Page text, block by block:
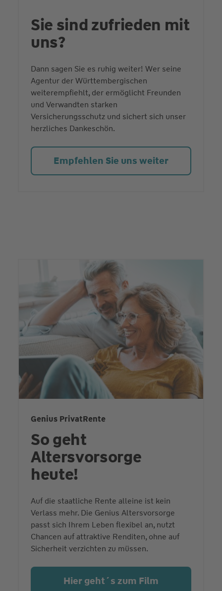
Sie sind zufrieden mit
uns?
Dann sagen Sie es ruhig weiter! Wer seine
Agentur der Württembergischen
weiterempfiehlt, der ermöglicht Freunden
und Verwandten starken
Versicherungsschutz und sichert sich unser
herzliches Dankeschön.
Empfehlen Sie uns weiter
Genius PrivatRente
So geht
Altersvorsorge
heute!
Auf die staatliche Rente alleine ist kein
Verlass mehr. Die Genius Altersvorsorge
passt sich Ihrem Leben flexibel an, nutzt
Chancen auf attraktive Renditen, ohne auf
Sicherheit verzichten zu müssen.
Hier geht´s zum Film